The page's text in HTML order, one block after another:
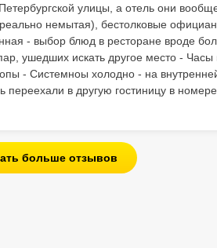
улицы, а отель они
немытая), бестолковые
- выбор блюд в ресторане вроде
ушедших искать другое место -
- Системноы холодно - на
переехали в другую гостиницу в
больше отзывов